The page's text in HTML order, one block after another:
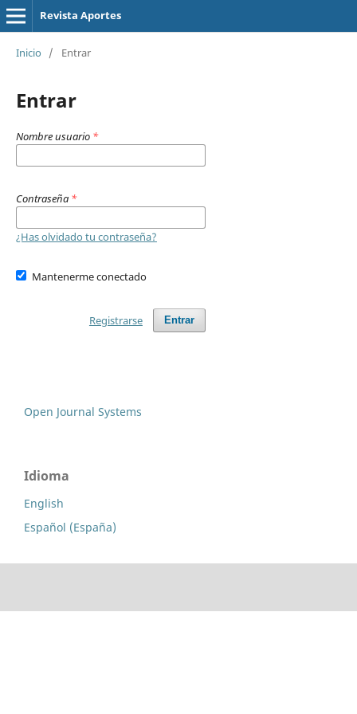
Revista Aportes
Inicio / Entrar
Entrar
Nombre usuario *
Contraseña *
¿Has olvidado tu contraseña?
Mantenerme conectado
Entrar
Registrarse
Open Journal Systems
Idioma
English
Español (España)